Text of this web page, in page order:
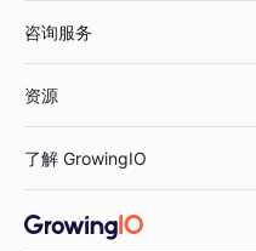
鞋服行业
汽车行业
金融行业
智能运营
获客分析
咨询服务
资源
增长公开课
了解 GrowingIO
关于 GrowingIO